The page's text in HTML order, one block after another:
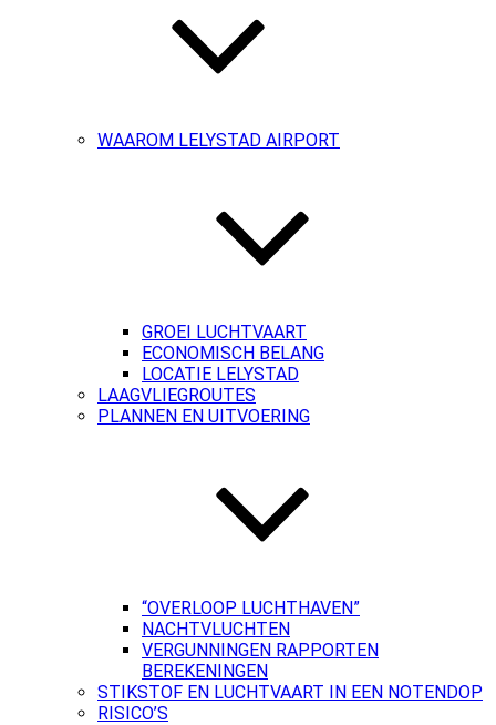
WAAROM LELYSTAD AIRPORT
GROEI LUCHTVAART
ECONOMISCH BELANG
LOCATIE LELYSTAD
LAAGVLIEGROUTES
PLANNEN EN UITVOERING
“OVERLOOP LUCHTHAVEN”
NACHTVLUCHTEN
VERGUNNINGEN RAPPORTEN
BEREKENINGEN
STIKSTOF EN LUCHTVAART IN EEN NOTENDOP
RISICO’S